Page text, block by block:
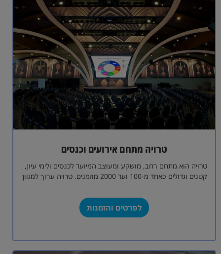
טרויה מתחם אירועים וכנסים
טרויה הוא מתחם רחב, מושקע ומעוצב המיועד לכנסים ולימי עיון,
קטנים וגדולים כאחד מ-100 ועד 2000 מוזמנים. טרויה ערוך למגוון
לפרטים והזמנות